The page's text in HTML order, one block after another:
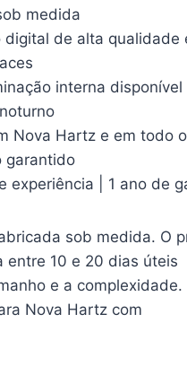
medida
digital de alta qualidade
interna disponível
Nova Hartz e em todo
garantido
experiência | 1 ano de
sob medida. O
entre 10 e 20 dias úteis
e a complexidade.
Nova Hartz com